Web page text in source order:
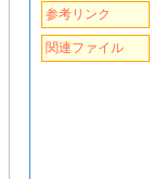
参考リンク
関連ファイル